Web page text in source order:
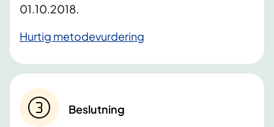
01.10.2018.
Hurtig metodevurdering
Beslutning